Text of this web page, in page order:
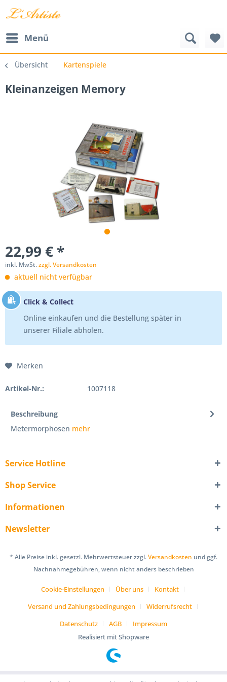
Menü
Übersicht Kartenspiele
Kleinanzeigen Memory
22,99 € *
inkl. MwSt.zzgl. Versandkosten
aktuell nicht verfügbar
Click & Collect
Online einkaufen und die Bestellung später in
unserer Filiale abholen.
Merken
Artikel-Nr.: 1007118
Beschreibung
Metermorphosen mehr
Service Hotline
Shop Service
Informationen
Newsletter
* Alle Preise inkl. gesetzl. Mehrwertsteuer zzgl.Versandkosten und ggf.
Nachnahmegebühren, wenn nicht anders beschrieben
Cookie-Einstellungen Über uns
Kontakt
Versand und Zahlungsbedingungen
Widerrufsrecht
Datenschutz
AGB
Impressum
Realisiert mit Shopware